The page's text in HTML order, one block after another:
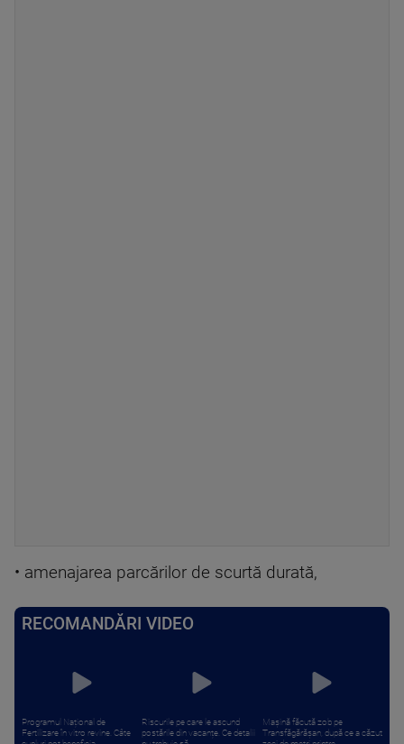
• amenajarea parcărilor de scurtă durată,
RECOMANDĂRI VIDEO
Programul Național de
Fertilizare în vitro revine. Câte
Riscurile pe care le ascund
postările din vacanțe. Ce detalii
Mașină făcută zob pe
Transfăgărășan, după ce a căzut